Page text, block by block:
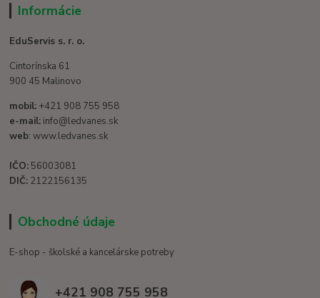
Informácie
EduServis s. r. o.
Cintorínska 61
900 45 Malinovo
mobil: +421 908 755 958
e-mail: info@ledvanes.sk
web: www.ledvanes.sk
IČO: 56003081
DIČ: 2122156135
Obchodné údaje
E-shop - školské a kancelárske potreby
+421 908 755 958